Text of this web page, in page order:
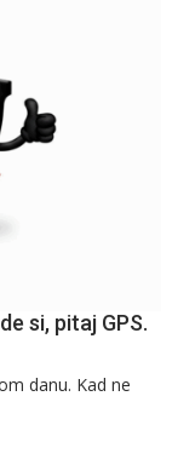
si, pitaj GPS.
danu. Kad ne